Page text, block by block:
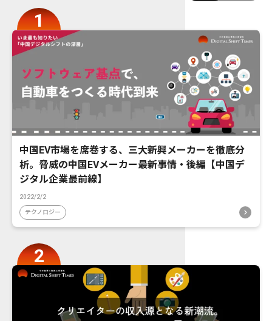
中国EV市場を席巻する、三大新興メーカーを徹底分
析。脅威の中国EVメーカー最新事情・後編【中国デ
ジタル企業最前線】
2022/2/2
テクノロジー